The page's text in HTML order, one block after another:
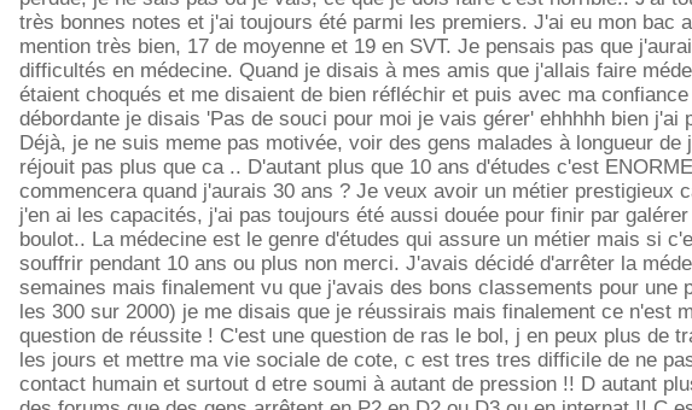
très bonnes notes et j'ai toujours été parmi les premiers. J'ai eu mon bac
mention très bien, 17 de moyenne et 19 en SVT. Je pensais pas que
difficultés en médecine. Quand je disais à mes amis que j'allais faire
étaient choqués et me disaient de bien réfléchir et puis avec ma confiance
débordante je disais 'Pas de souci pour moi je vais gérer' ehhhhh bien j'ai
Déjà, je ne suis meme pas motivée, voir des gens malades à longueur de
réjouit pas plus que ca .. D'autant plus que 10 ans d'études c'est
commencera quand j'aurais 30 ans ? Je veux avoir un métier prestigieux
j'en ai les capacités, j'ai pas toujours été aussi douée pour finir par
boulot.. La médecine est le genre d'études qui assure un métier mais si
souffrir pendant 10 ans ou plus non merci. J'avais décidé d'arrêter la
semaines mais finalement vu que j'avais des bons classements pour une
les 300 sur 2000) je me disais que je réussirais mais finalement ce n'est
question de réussite ! C'est une question de ras le bol, j en peux plus de
les jours et mettre ma vie sociale de cote, c est tres tres difficile de ne
contact humain et surtout d etre soumi à autant de pression !! D autant